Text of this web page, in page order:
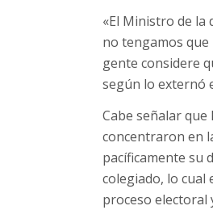
«El Ministro de la
no tengamos
gente considere
según lo externó
Cabe señalar que
concentraron en
pacíficamente su
colegiado, lo cual
proceso electoral